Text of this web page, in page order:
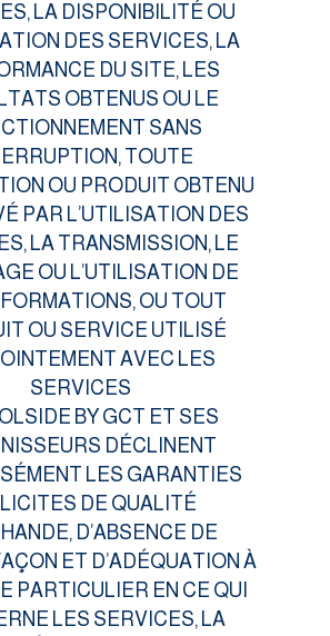
LA DISPONIBILITÉ OU
DES SERVICES, LA
DU SITE, LES
OBTENUS OU LE
SANS
TOUTE
OU PRODUIT OBTENU
PAR L’UTILISATION DES
LA TRANSMISSION, LE
OU L’UTILISATION DE
OU TOUT
OU SERVICE UTILISÉ
AVEC LES
SERVICES
BY GCT ET SES
DÉCLINENT
LES GARANTIES
DE QUALITÉ
D’ABSENCE DE
ET D’ADÉQUATION À
PARTICULIER EN CE QUI
LES SERVICES, LA